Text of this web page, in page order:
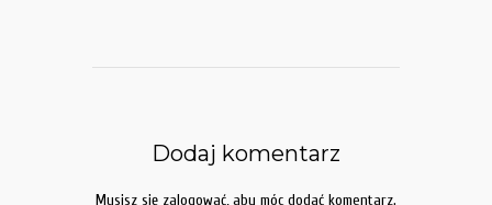
Dodaj komentarz
Musisz się zalogować, aby móc dodać komentarz.